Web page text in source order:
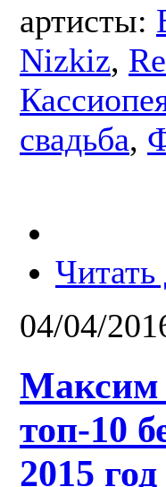
артисты:
Nizkiz,
свадьба,
Читать
04/04/
Максим
топ-10
2015